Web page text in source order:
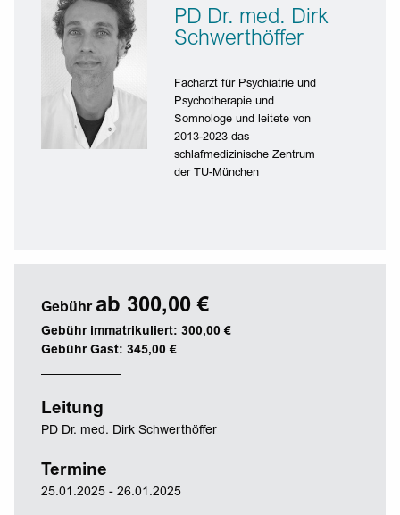
PD Dr. med. Dirk
Schwerthöffer
Facharzt für Psychiatrie und
Psychotherapie und
Somnologe und leitete von
2013-2023 das
schlafmedizinische Zentrum
der TU-München
Gebühr ab 300,00 €
Gebühr immatrikuliert: 300,00 €
Gebühr Gast: 345,00 €
Leitung
PD Dr. med. Dirk Schwerthöffer
Termine
25.01.2025 - 26.01.2025